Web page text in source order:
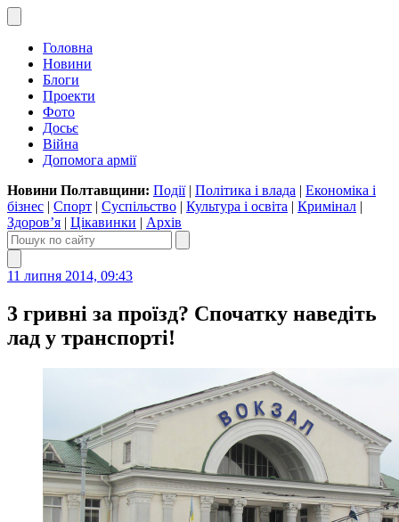
Головна
Новини
Блоги
Проекти
Фото
Досьє
Війна
Допомога армії
Новини Полтавщини: Події| Політика і влада | Економіка і
бізнес | Спорт | Суспільство | Культура і освіта | Кримінал |
Здоров’я | Цікавинки | Архів
11 липня 2014, 09:43
3 гривні за проїзд? Спочатку наведіть
лад у транспорті!